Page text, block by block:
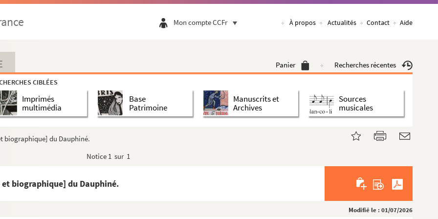
Mon compte CCFr À propos Actualités Contact Aide
Panier Recherches récentes
CIBLÉES
Imprimés
multimédia
Base
Patrimoine
Manuscrits et
Archives
Sources
musicales
biographique] du Dauphiné.
Notice 1 sur 1
biographique] du Dauphiné.
Modifié le : 01/07/2026
Tubeuf (1670 à 1816).
1684 jusqu'au 20 juillet 1790.
de pension, concernant le général baro...
au Languedoc.